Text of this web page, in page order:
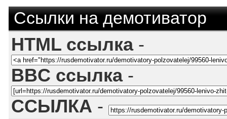
Ссылки на демотиватор
HTML ссылка-
BBC ссылка-
ССЫЛКА -